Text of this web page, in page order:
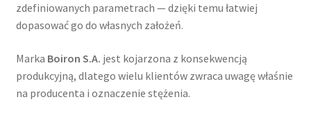
zdefiniowanych parametrach — dzięki temu łatwiej
dopasować go do własnych założeń.
Marka Boiron S.A. jest kojarzona z konsekwencją
produkcyjną, dlatego wielu klientów zwraca uwagę właśnie
na producenta i oznaczenie stężenia.